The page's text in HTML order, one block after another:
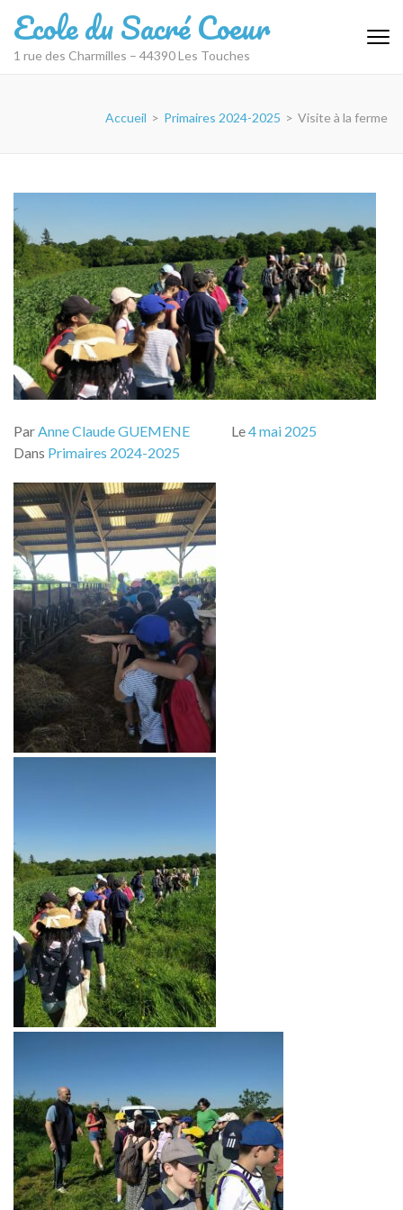
au
contenu
Ecole du Sacré Coeur
1 rue des Charmilles – 44390 Les Touches
Accueil > Primaires 2024-2025 > Visite à la ferme
ParAnne Claude GUEMENE Le4 mai 2025
Dans Primaires 2024-2025